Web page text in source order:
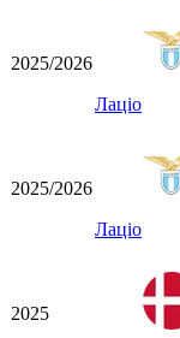
2025/2026
Лаціо
2025/2026
Лаціо
2025